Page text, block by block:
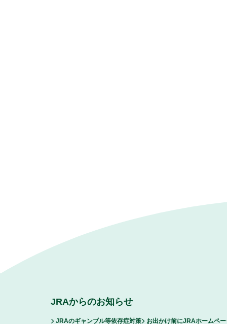
JRAからのお知らせ
JRAのギャンブル等依存症対策
お出かけ前にJRAホームペ